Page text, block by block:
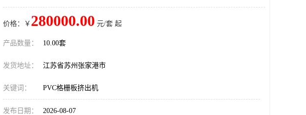
价格：￥ 280000.00 元/套 起
产品数量： 10.00套
发货地址： 江苏省苏州张家港市
关键词： PVC格栅板挤出机
发布日期： 2026-08-07